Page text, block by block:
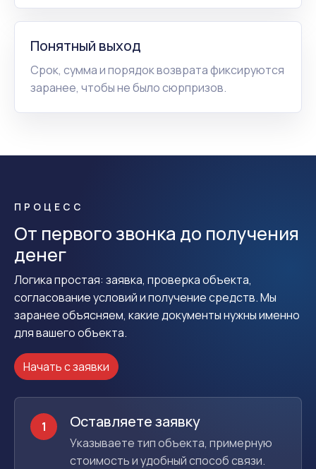
Понятный выход
Срок, сумма и порядок возврата фиксируются
заранее, чтобы не было сюрпризов.
ПРОЦЕСС
От первого звонка до получения
денег
Логика простая: заявка, проверка объекта,
согласование условий и получение средств. Мы
заранее объясняем, какие документы нужны именно
для вашего объекта.
Начать с заявки
1 Оставляете заявку
Указываете тип объекта, примерную
стоимость и удобный способ связи.